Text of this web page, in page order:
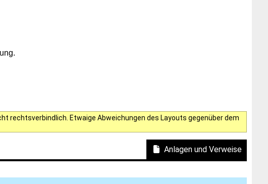
rechtsverbindlich. Etwaige Abweichungen des Layouts gegenüber dem
Anlagen und Verweise